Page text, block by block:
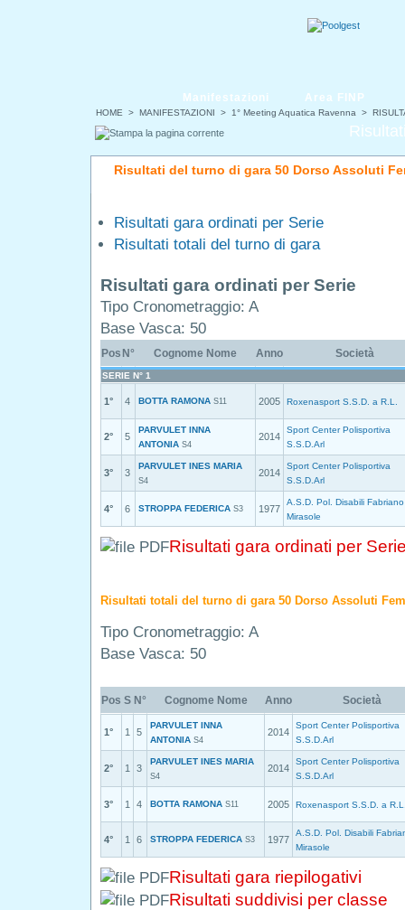
HOME > MANIFESTAZIONI > 1° Meeting Aquatica Ravenna >
Manifestazioni Area FINP
Risultati del turno di gara 50 Dorso Assoluti
Risultati gara ordinati per Serie
Risultati totali del turno di gara
Risultati gara ordinati per Serie
Tipo Cronometraggio: A
Base Vasca: 50
Pos N° Cognome Nome Anno Società
SERIE N° 1
1° 4 BOTTA RAMONA S11 2005 Roxenasport S.S.D. a R.L.
2° 5
PARVULET INNA
ANTONIA S4
2014
Sport Center Polisportiva
S.S.D.Arl
3° 3
PARVULET INES MARIA
S4
2014
Sport Center Polisportiva
S.S.D.Arl
4° 6 STROPPA FEDERICA S3 1977
A.S.D. Pol. Disabili Fabriano
Mirasole
Risultati gara ordinati per
Risultati totali del turno di gara 50 Dorso Assoluti
Tipo Cronometraggio: A
Base Vasca: 50
Pos S N° Cognome Nome Anno Società
1° 1 5
PARVULET INNA
ANTONIA S4
2014
Sport Center Polisportiva
S.S.D.Arl
2° 1 3
PARVULET INES MARIA
S4
2014
Sport Center Polisportiva
S.S.D.Arl
3° 1 4 BOTTA RAMONA S11 2005 Roxenasport S.S.D. a
4° 1 6 STROPPA FEDERICA S3 1977
A.S.D. Pol. Disabili
Mirasole
Risultati gara riepilogativi
Risultati suddivisi per classe